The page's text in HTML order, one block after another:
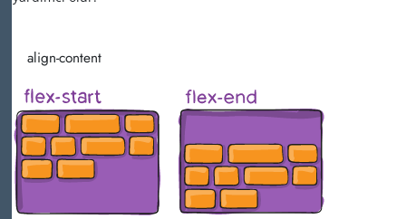
align-content